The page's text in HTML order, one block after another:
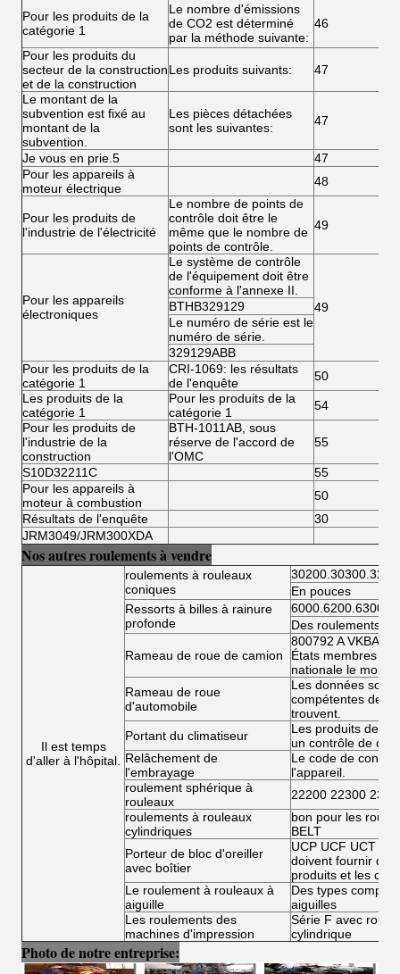
Pour les produits de la
catégorie 1
Le nombre d'émissions
de CO2 est déterminé
par la méthode suivante:
46
Pour les produits du
secteur de la construction
et de la construction
Les produits suivants: 47
Le montant de la
subvention est fixé au
montant de la
subvention.
Les pièces détachées
sont les suivantes:
47
Je vous en prie.5
47
Pour les appareils à
moteur électrique
48
Pour les produits de
l'industrie de l'électricité
Le nombre de points de
contrôle doit être le
même que le nombre de
points de contrôle.
49
Pour les appareils
électroniques
Le système de contrôle
de l'équipement doit être
conforme à l'annexe II.
49
BTHB329129
Le numéro de série est le
numéro de série.
329129ABB
Pour les produits de la
catégorie 1
CRI-1069: les résultats
de l'enquête
50
Les produits de la
catégorie 1
Pour les produits de la
catégorie 1
54
Pour les produits de
l'industrie de la
construction
BTH-1011AB, sous
réserve de l'accord de
l'OMC
55
S10D32211C
55
Pour les appareils à
moteur à combustion
50
Résultats de l'enquête
30
JRM3049/JRM300XDA
Nos autres roulements à vendre
Il est temps
d'aller à l'hôpital.
roulements à rouleaux
coniques
En pouces
Ressorts à billes à rainure
profonde
Des roulements à
Rameau de roue de camion
800792 A VKBA
États membres
nationale le
Rameau de roue
d'automobile
Les données sont
compétentes de
trouvent.
Portant du climatiseur
Les produits de la
un contrôle de
Relâchement de
l'embrayage
Le code de
l'appareil.
roulement sphérique à
rouleaux
22200 22300
roulements à rouleaux
cylindriques
bon pour les
BELT
Porteur de bloc d'oreiller
avec boîtier
UCP UCF UCT
doivent fournir
produits et les
Le roulement à rouleaux à
aiguille
Des types
aiguilles
Les roulements des
machines d'impression
Série F avec
cylindrique
Photo de notre entreprise: